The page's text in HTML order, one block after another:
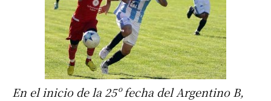
En el inicio de la 25º fecha del Argentino B,